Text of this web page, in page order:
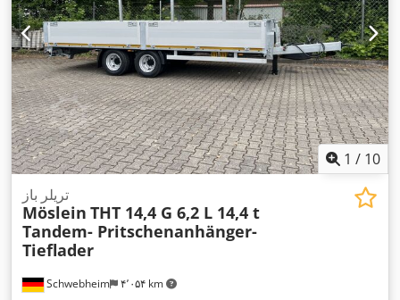
1 / 10
Schwebheim ۴٬۰۵۴ km
تریلر باز
Möslein THT 14,4 G 6,2 L 14,4 t
Tandem- Pritschenanhänger-
Tieflader